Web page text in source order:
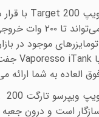
Target 200 با
تا ۲۰۰وات خروجی
موجود در
Vaporesso iTank
العاده به شما ارائه
ویپرسو تارگت 200